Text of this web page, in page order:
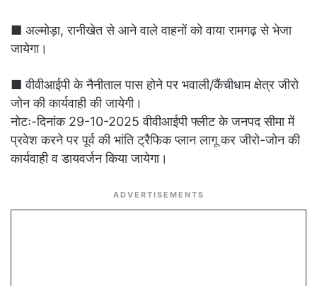
■ अल्मोड़ा, रानीखेत से आने वाले वाहनों को वाया रामगढ़ से भेजा
जायेगा।
■ वीवीआईपी के नैनीताल पास होने पर भवाली/कैंचीधाम क्षेत्र जीरो
जोन की कार्यवाही की जायेगी।
नोटः-दिनांक 29-10-2025 वीवीआईपी फ्लीट के जनपद सीमा में
प्रवेश करने पर पूर्व की भांति ट्रैफिक प्लान लागू कर जीरो-जोन की
कार्यवाही व डायवर्जन किया जायेगा।
ADVERTISEMENTS